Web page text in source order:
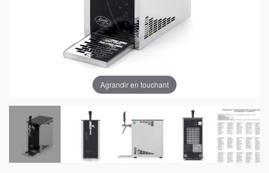
Agrandir en touchant